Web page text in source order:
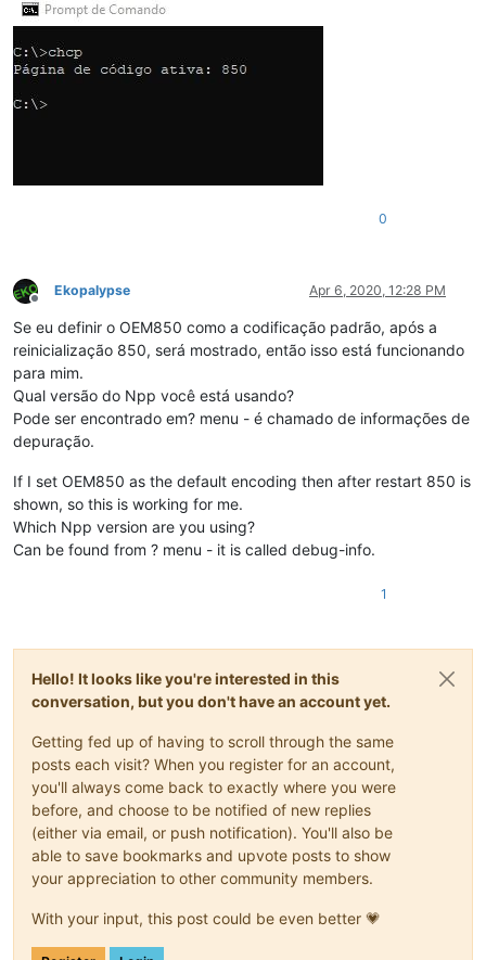
0
Offline
Ekopalypse Apr 6, 2020, 12:28 PM
Se eu definir o OEM850 como a codificação padrão, após a
reinicialização 850, será mostrado, então isso está funcionando
para mim.
Qual versão do Npp você está usando?
Pode ser encontrado em? menu - é chamado de informações de
depuração.
If I set OEM850 as the default encoding then after restart 850 is
shown, so this is working for me.
Which Npp version are you using?
Can be found from ? menu - it is called debug-info.
1
Hello! It looks like you're interested in this
conversation, but you don't have an account yet.
Getting fed up of having to scroll through the same
posts each visit? When you register for an account,
you'll always come back to exactly where you were
before, and choose to be notified of new replies
(either via email, or push notification). You'll also be
able to save bookmarks and upvote posts to show
your appreciation to other community members.
With your input, this post could be even better 💗